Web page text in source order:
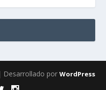
por WordPress